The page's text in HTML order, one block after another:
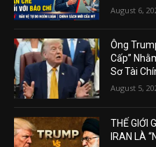
August 6,
Ông
Cấp”
Sơ Tài
August 5,
THẾ GIỚI
IRAN LÀ